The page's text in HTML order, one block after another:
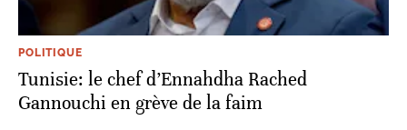
POLITIQUE
Tunisie: le chef d’Ennahdha Rached
Gannouchi en grève de la faim